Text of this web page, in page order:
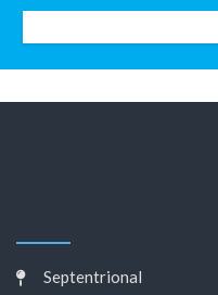
Septentrional